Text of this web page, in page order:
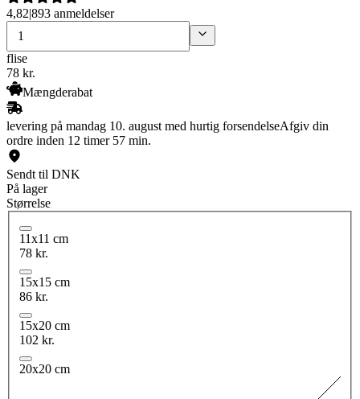
4,82|893 anmeldelser
flise
78 kr.
Mængderabat
levering på mandag 10. august med hurtig forsendelseAfgiv din
ordre inden 12 timer 57 min.
Sendt til DNK
På lager
Størrelse
11x11 cm
78 kr.
15x15 cm
86 kr.
15x20 cm
102 kr.
20x20 cm